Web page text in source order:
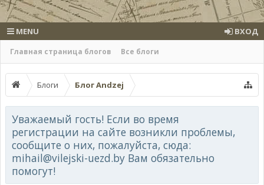
Главная страница блогов Все блоги
MENU ВХОД
Блоги Блог Andzej
Уважаемый гость! Если во время
регистрации на сайте возникли проблемы,
сообщите о них, пожалуйста, сюда:
mihail@vilejski-uezd.by Вам обязательно
помогут!